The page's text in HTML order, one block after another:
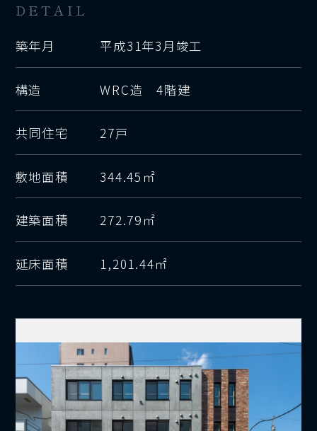
DETAIL
築年月 平成31年3月竣工
構造 WRC造 4階建
共同住宅 27戸
敷地面積 344.45㎡
建築面積 272.79㎡
延床面積 1,201.44㎡